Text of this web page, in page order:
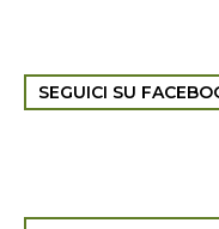
SEGUICI SU